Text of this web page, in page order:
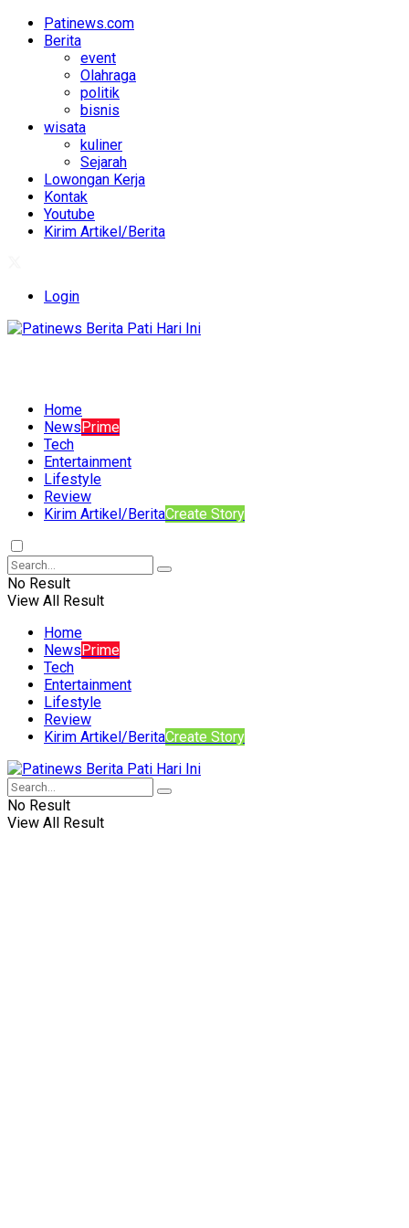
Patinews.com
Berita
event
Olahraga
politik
bisnis
wisata
kuliner
Sejarah
Lowongan Kerja
Kontak
Youtube
Kirim Artikel/Berita
Login
Home
NewsPrime
Tech
Entertainment
Lifestyle
Review
Kirim Artikel/BeritaCreate Story
No Result
View All Result
Home
NewsPrime
Tech
Entertainment
Lifestyle
Review
Kirim Artikel/BeritaCreate Story
No Result
View All Result